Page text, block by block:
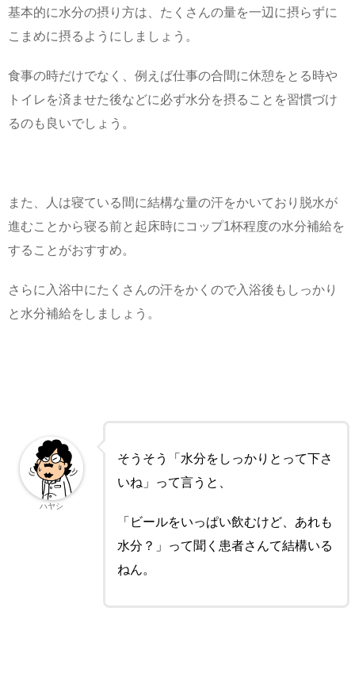
基本的に水分の摂り方は、たくさんの量を一辺に摂らずに
こまめに摂るようにしましょう。
食事の時だけでなく、例えば仕事の合間に休憩をとる時や
トイレを済ませた後などに必ず水分を摂ることを習慣づけ
るのも良いでしょう。
また、人は寝ている間に結構な量の汗をかいており脱水が
進むことから寝る前と起床時にコップ1杯程度の水分補給を
することがおすすめ。
さらに入浴中にたくさんの汗をかくので入浴後もしっかり
と水分補給をしましょう。
そうそう「水分をしっかりとって下さ
いね」って言うと、
「ビールをいっぱい飲むけど、あれも
水分？」って聞く患者さんて結構いる
ねん。
ハヤシ